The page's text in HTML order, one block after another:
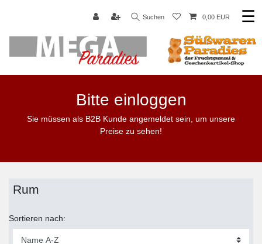
Suchen 0,00 EUR ☰
Bitte einloggen
Sie müssen als B2B Kunde angemeldet sein, um unsere
Preise zu sehen!
Rum
Sortieren nach: